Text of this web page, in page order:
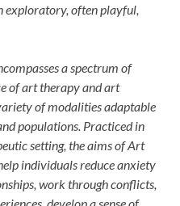
exploratory, often playful,
a spectrum of
of art therapy and art
of modalities adaptable
populations. Practiced in
setting, the aims of Art
individuals reduce anxiety
work through conflicts,
develop a sense of